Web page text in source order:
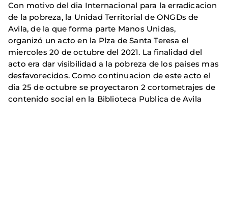
Con motivo del dia Internacional para la erradicacion
de la pobreza, la Unidad Territorial de ONGDs de
Avila, de la que forma parte Manos Unidas,
organizó un acto en la Plza de Santa Teresa el
miercoles 20 de octubre del 2021. La finalidad del
acto era dar visibilidad a la pobreza de los paises mas
desfavorecidos. Como continuacion de este acto el
dia 25 de octubre se proyectaron 2 cortometrajes de
contenido social en la Biblioteca Publica de Avila